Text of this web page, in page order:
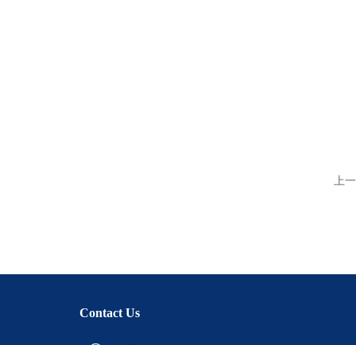
上
Contact Us